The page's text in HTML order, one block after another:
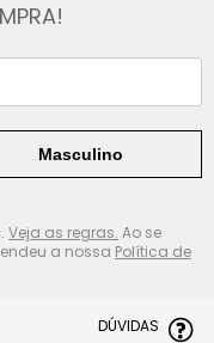
Masculino
Veja as regras. Ao se
a nossa Política de
DÚVIDAS